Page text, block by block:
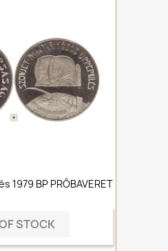
1979 BP PRÓBAVERET
STOCK